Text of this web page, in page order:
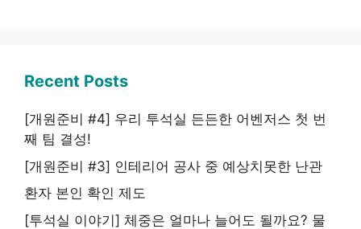
Recent Posts
[개원준비 #4] 우리 투석실 든든한 어벤저스 첫 번
째 팀 결성!
[개원준비 #3] 인테리어 공사 중 예상치못한 난관
환자 본인 확인 제도
[투석실 이야기] 체중은 얼마나 늘어도 될까요? 물